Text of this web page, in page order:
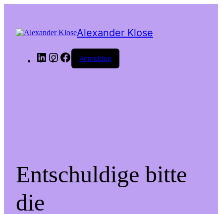
Alexander Klose
LinkedInInstagram
Facebook
Anmelden
Entschuldige bitte
die